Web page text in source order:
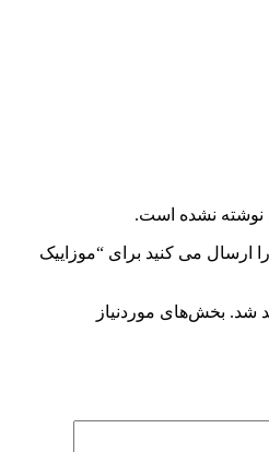
نوشته نشده است.
ارسال می کنید برای “موزاییک
شد. بخش‌های موردنیاز